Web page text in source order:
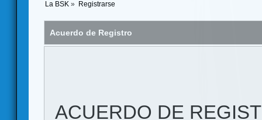
La BSK » Registrarse
Acuerdo de Registro
ACUERDO DE